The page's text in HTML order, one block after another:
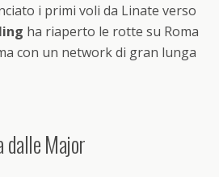
i primi voli da Linate verso
ha riaperto le rotte su Roma
con un network di gran lunga
dalle Major